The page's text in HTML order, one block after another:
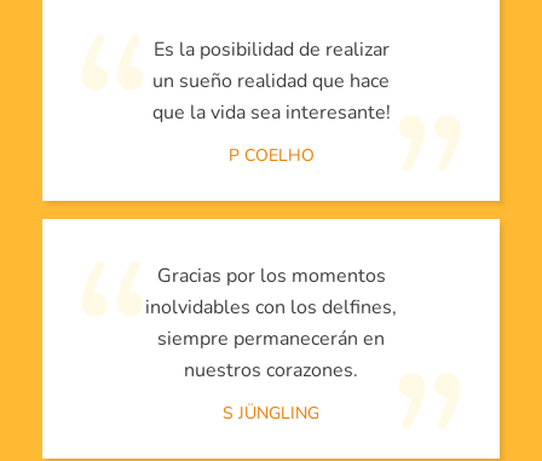
Es la posibilidad de realizar
un sueño realidad que hace
que la vida sea interesante!
P COELHO
Gracias por los momentos
inolvidables con los delfines,
siempre permanecerán en
nuestros corazones.
S JÜNGLING